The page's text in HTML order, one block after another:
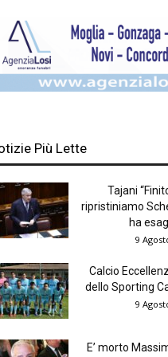
Più Lette
Tajani
ripristiniamo
ha
9
Calcio
dello Sporting
9
E’ morto